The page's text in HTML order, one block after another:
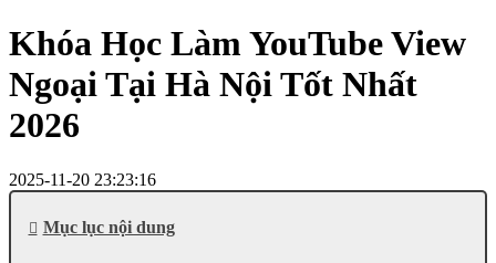
Khóa Học Làm YouTube View
Ngoại Tại Hà Nội Tốt Nhất
2026
2025-11-20 23:23:16
Mục lục nội dung